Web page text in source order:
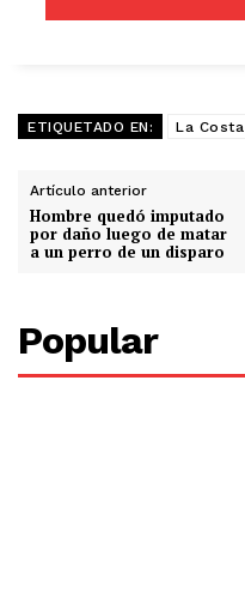
ETIQUETADO EN: La Costa
Artículo anterior
Hombre quedó imputado
por daño luego de matar
a un perro de un disparo
Popular